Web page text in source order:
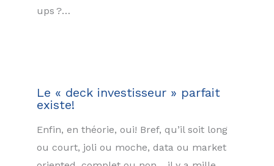
ups ?…
Le « deck investisseur » parfait
existe!
Enfin, en théorie, oui! Bref, qu’il soit long
ou court, joli ou moche, data ou market